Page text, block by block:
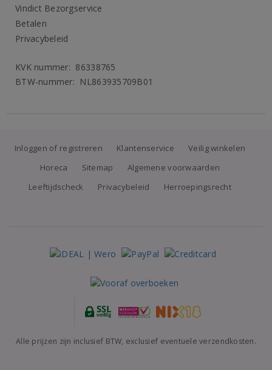
Vindict Bezorgservice
Betalen
Privacybeleid
KVK nummer: 86338765
BTW-nummer: NL863935709B01
Inloggen of registreren Klantenservice
Veilig winkelen
Horeca
Sitemap
Algemene voorwaarden
Leeftijdscheck
Privacybeleid Herroepingsrecht
Alle prijzen zijn inclusief BTW, exclusief eventuele verzendkosten.